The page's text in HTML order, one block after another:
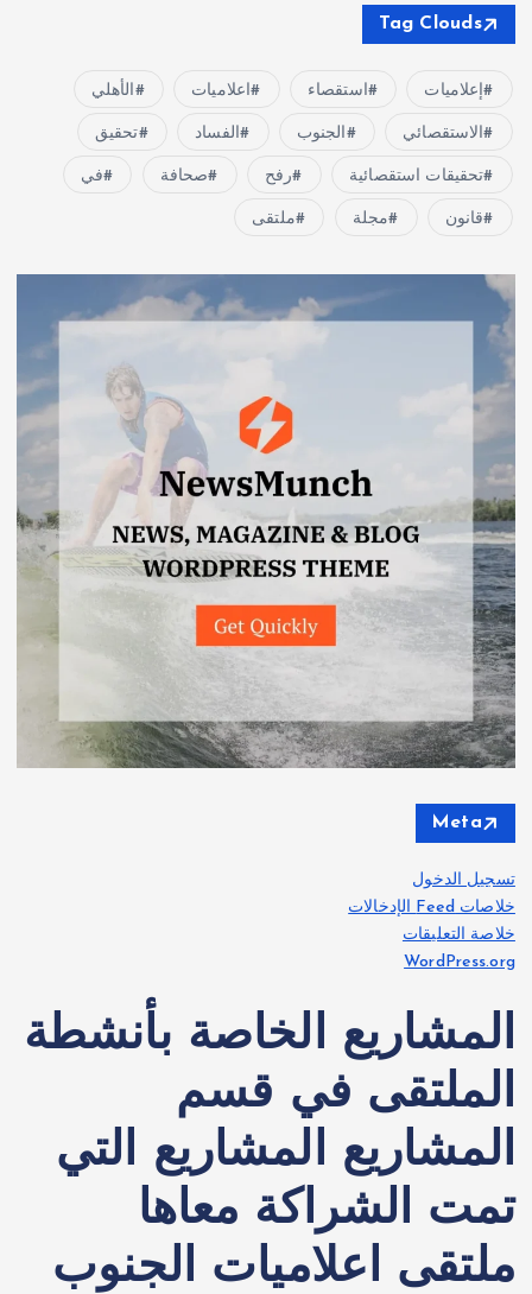
Tag Clouds
إعلاميات استقصاء اعلاميات الأهلي
الاستقصائي الجنوب الفساد تحقيق
تحقيقات استقصائية رفح صحافة في
قانون مجلة ملتقى
Meta
تسجيل الدخول
خلاصات Feed الإدخالات
خلاصة التعليقات
WordPress.org
المشاريع الخاصة بأنشطة
الملتقى في قسم
المشاريع المشاريع التي
تمت الشراكة معاها
ملتقى اعلاميات الجنوب